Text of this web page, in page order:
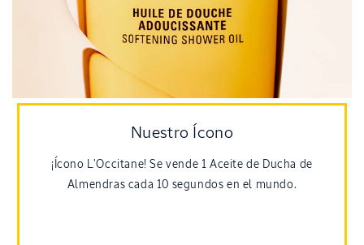
Nuestro Ícono
¡Ícono L'Occitane! Se vende 1 Aceite de Ducha de
Almendras cada 10 segundos en el mundo.